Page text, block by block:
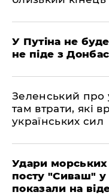
У Путіна не
не піде з
Зеленський про
там втрати, які
українських сил
Удари
посту "Сиваш"
показали на